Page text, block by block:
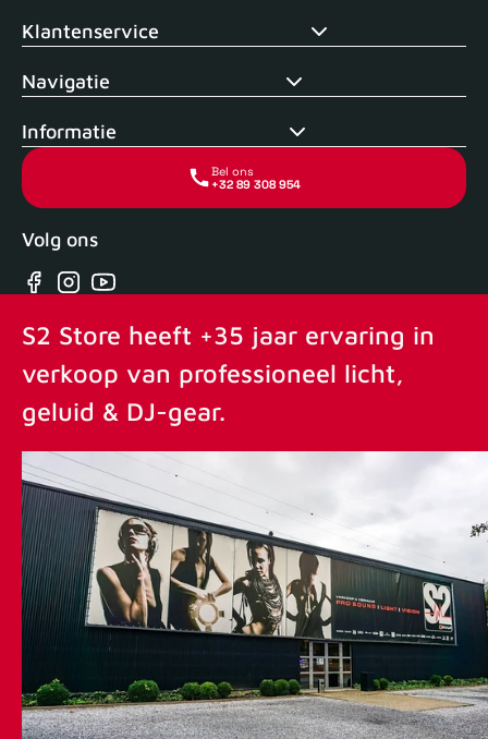
Klantenservice
Navigatie
Informatie
Bel ons
+32 89 308 954
Volg ons
Facebook
Instagram
YouTube
S2 Store heeft +35 jaar ervaring in
verkoop van professioneel licht,
geluid & DJ-gear.